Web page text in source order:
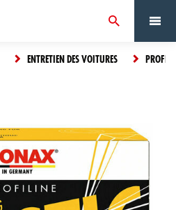
ENTRETIEN DES VOITURES